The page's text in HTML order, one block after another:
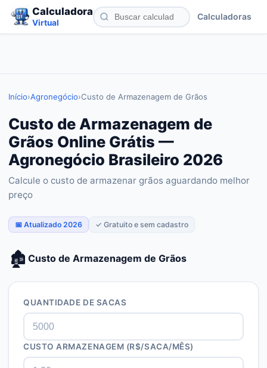
Calculadora
Virtual
Calculadoras
Início›Agronegócio›Custo de Armazenagem de Grãos
Custo de Armazenagem de
Grãos Online Grátis —
Agronegócio Brasileiro 2026
Calcule o custo de armazenar grãos aguardando melhor
preço
📅 Atualizado 2026 ✓ Gratuito e sem cadastro
🏚️ Custo de Armazenagem de Grãos
QUANTIDADE DE SACAS
CUSTO ARMAZENAGEM (R$/SACA/MÊS)